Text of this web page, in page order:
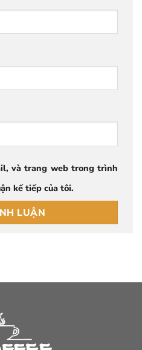
và trang web trong trình
kế tiếp của tôi.